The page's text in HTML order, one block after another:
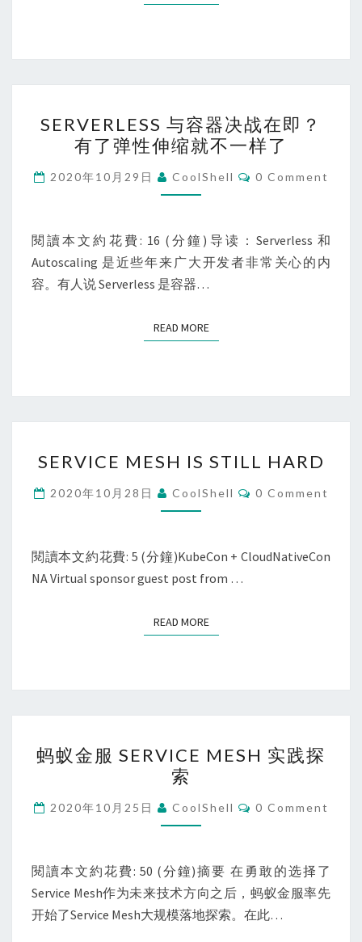
与
容
器
决
在
即？
有
弹
一
了
SERVERLESS 与容器决战在即？
有了弹性伸缩就不一样了
2020年10月29日 CoolShell Comments
0 Comment
閱讀本文約花費: 16 (分鐘)导读：Serverless 和
Autoscaling 是近些年来广大开发者非常关心的内
容。有人说 Serverless 是容器…
READ MOREREAD MORE
MESH
IS
STILL
SERVICE MESH IS STILL HARD
2020年10月28日 CoolShell Comments
0 Comment
閱讀本文約花費: 5 (分鐘)KubeCon + CloudNativeCon
NA Virtual sponsor guest post from …
READ MOREREAD MORE
蚁
金
服
SERVICE
实
践
探
蚂蚁金服 SERVICE MESH 实践探
索
2020年10月25日 CoolShell Comments
0 Comment
閱讀本文約花費: 50 (分鐘)摘要 在勇敢的选择了
Service Mesh作为未来技术方向之后，蚂蚁金服率先
开始了Service Mesh大规模落地探索。在此…